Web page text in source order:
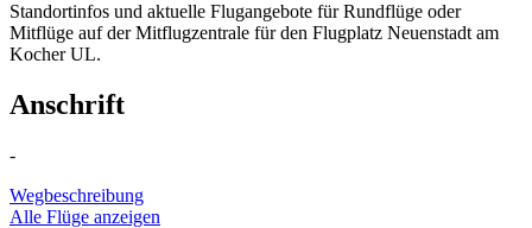
Standortinfos und aktuelle Flugangebote für Rundflüge oder
Mitflüge auf der Mitflugzentrale für den Flugplatz Neuenstadt am
Kocher UL.
Anschrift
-
Wegbeschreibung
Alle Flüge anzeigen